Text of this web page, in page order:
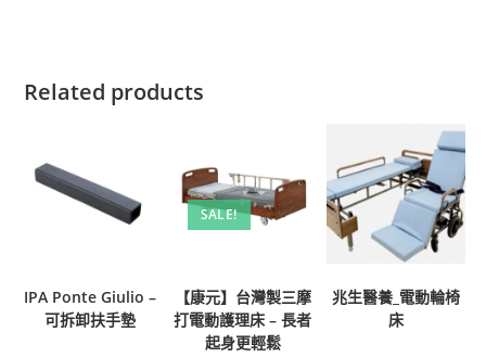
Related products
IPA Ponte Giulio –
可拆卸扶手墊
SALE!
【康元】台灣製三摩
打電動護理床 – 長者
起身更輕鬆
兆生醫養_電動輪椅
床